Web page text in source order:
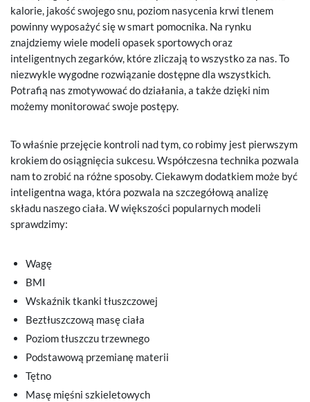
kalorie, jakość swojego snu, poziom nasycenia krwi tlenem
powinny wyposażyć się w smart pomocnika. Na rynku
znajdziemy wiele modeli opasek sportowych oraz
inteligentnych zegarków, które zliczają to wszystko za nas. To
niezwykle wygodne rozwiązanie dostępne dla wszystkich.
Potrafią nas zmotywować do działania, a także dzięki nim
możemy monitorować swoje postępy.
To właśnie przejęcie kontroli nad tym, co robimy jest pierwszym
krokiem do osiągnięcia sukcesu. Współczesna technika pozwala
nam to zrobić na różne sposoby. Ciekawym dodatkiem może być
inteligentna waga, która pozwala na szczegółową analizę
składu naszego ciała. W większości popularnych modeli
sprawdzimy:
Wagę
BMI
Wskaźnik tkanki tłuszczowej
Beztłuszczową masę ciała
Poziom tłuszczu trzewnego
Podstawową przemianę materii
Tętno
Masę mięśni szkieletowych